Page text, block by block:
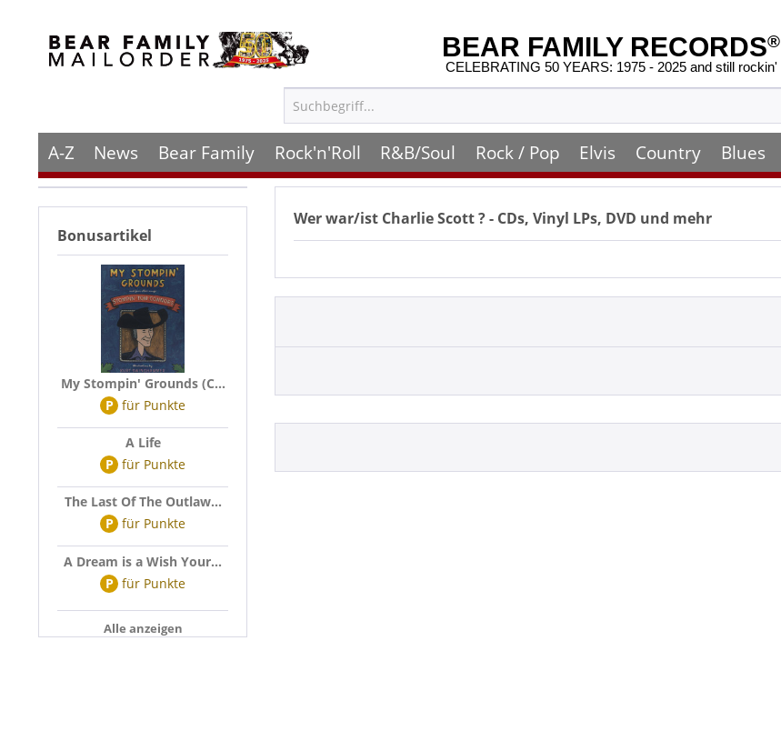
BEAR FAMILY RECORDS®
CELEBRATING 50 YEARS: 1975 - 2025 and still rockin'
A-Z News Bear Family Rock'n'Roll R&B/Soul Rock / Pop Elvis Country Blues
Bonusartikel
My Stompin' Grounds (C...
P für Punkte
A Life
P für Punkte
The Last Of The Outlaw...
P für Punkte
A Dream is a Wish Your...
P für Punkte
Alle anzeigen
Wer war/ist Charlie Scott? - CDs, Vinyl LPs, DVD und mehr